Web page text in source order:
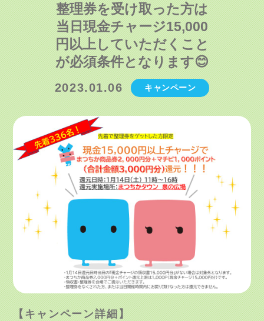
整理券を受け取った方は
当日現金チャージ15,000
円以上していただくこと
が必須条件となります😊
2023.01.06 キャンペーン
【キャンペーン詳細】